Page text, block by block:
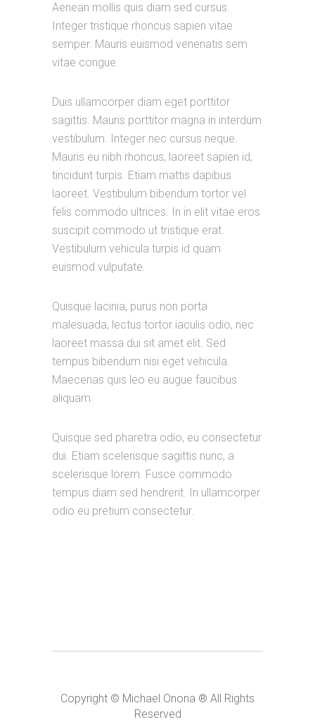
Aenean mollis quis diam sed cursus.
Integer tristique rhoncus sapien vitae
semper. Mauris euismod venenatis sem
vitae congue.
Duis ullamcorper diam eget porttitor
sagittis. Mauris porttitor magna in interdum
vestibulum. Integer nec cursus neque.
Mauris eu nibh rhoncus, laoreet sapien id,
tincidunt turpis. Etiam mattis dapibus
laoreet. Vestibulum bibendum tortor vel
felis commodo ultrices. In in elit vitae eros
suscipit commodo ut tristique erat.
Vestibulum vehicula turpis id quam
euismod vulputate.
Quisque lacinia, purus non porta
malesuada, lectus tortor iaculis odio, nec
laoreet massa dui sit amet elit. Sed
tempus bibendum nisi eget vehicula.
Maecenas quis leo eu augue faucibus
aliquam.
Quisque sed pharetra odio, eu consectetur
dui. Etiam scelerisque sagittis nunc, a
scelerisque lorem. Fusce commodo
tempus diam sed hendrerit. In ullamcorper
odio eu pretium consectetur.
Copyright © Michael Onona ® All Rights
Reserved